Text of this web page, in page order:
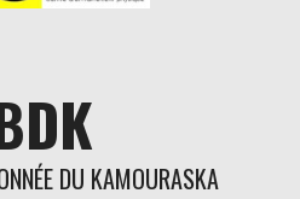
DU KAMOURASKA